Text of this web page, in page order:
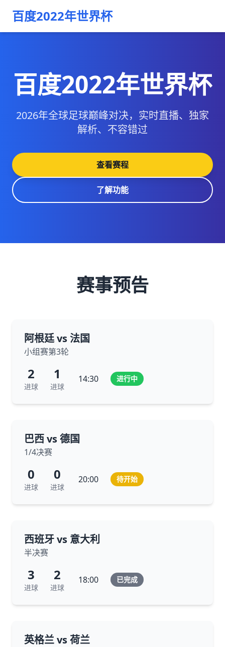
百度2022年世界杯
百度2022年世界杯
2026年全球足球巅峰对决，实时直播、独家
解析、不容错过
查看赛程
了解功能
赛事预告
阿根廷 vs 法国
小组赛第3轮
2
进球
1
进球
14:30 进行中
巴西 vs 德国
1/4决赛
0
进球
0
进球
20:00 待开始
西班牙 vs 意大利
半决赛
3
进球
2
进球
18:00 已完成
英格兰 vs 荷兰